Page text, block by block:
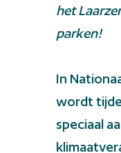
het
parken!
In
wordt
speciaal